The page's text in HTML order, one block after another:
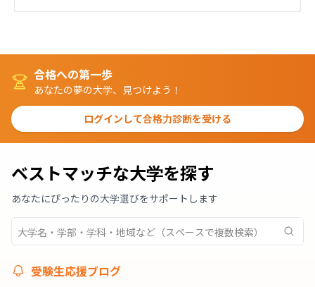
合格への第一歩
あなたの夢の大学、見つけよう！
ログインして合格力診断を受ける
ベストマッチな大学を探す
あなたにぴったりの大学選びをサポートします
受験生応援ブログ